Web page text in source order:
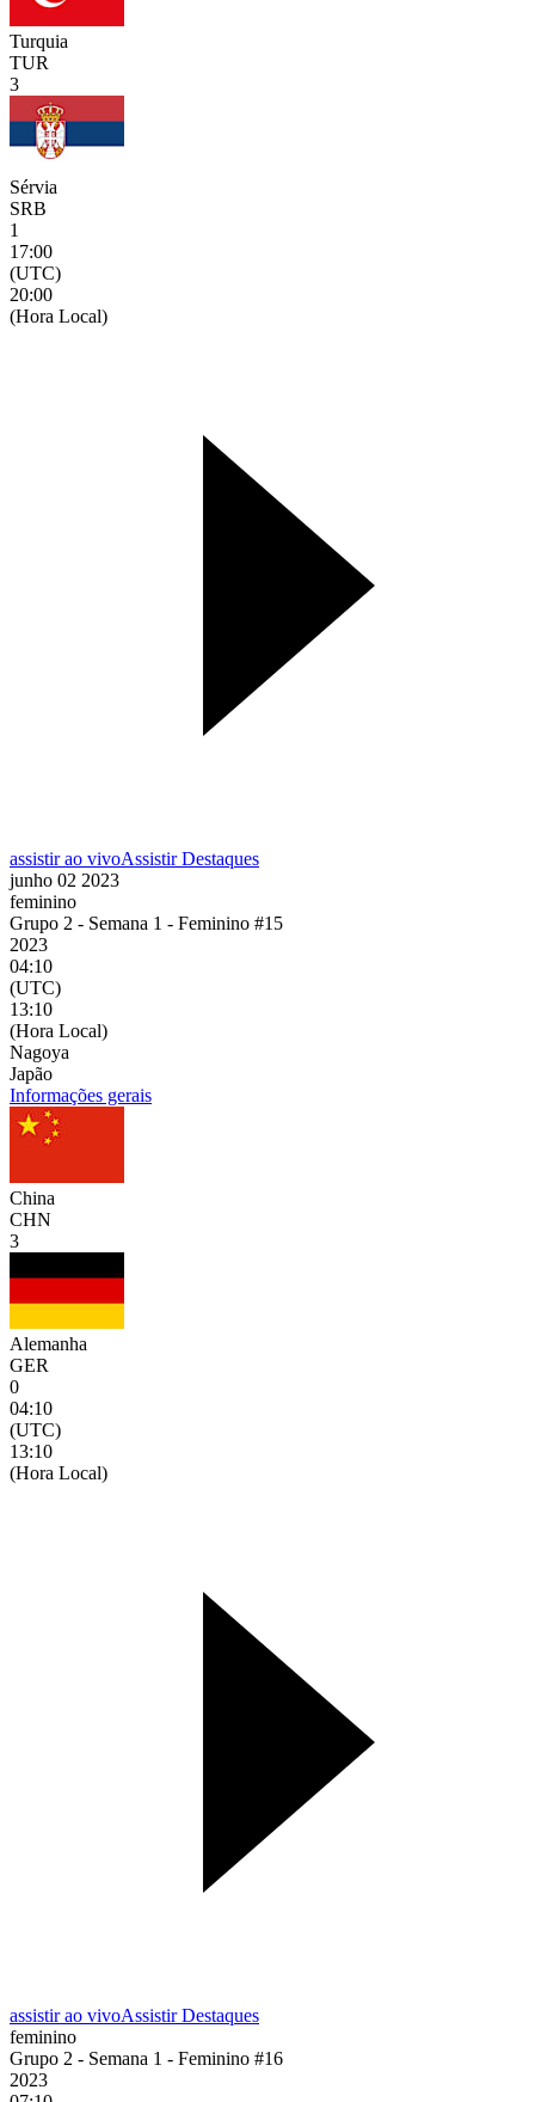
Turquia
TUR
3
Sérvia
SRB
1
17:00
(UTC)
20:00
(Hora Local)
assistir ao vivoAssistir Destaques
junho 02 2023
feminino
Grupo 2 - Semana 1 - Feminino #15
2023
04:10
(UTC)
13:10
(Hora Local)
Nagoya
Japão
Informações gerais
China
CHN
3
Alemanha
GER
0
04:10
(UTC)
13:10
(Hora Local)
assistir ao vivoAssistir Destaques
feminino
Grupo 2 - Semana 1 - Feminino #16
2023